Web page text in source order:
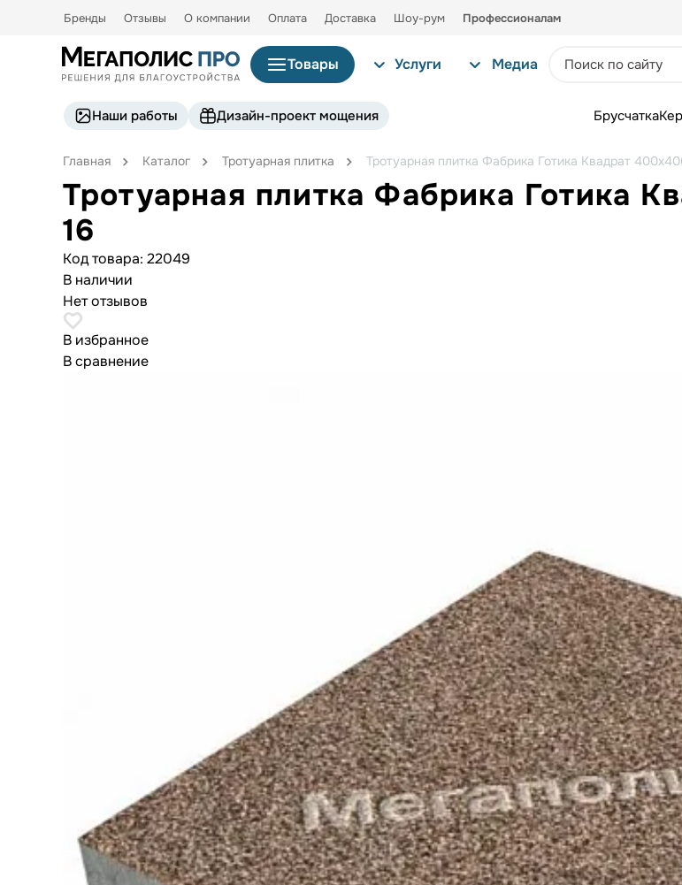
Бренды Отзывы О компании Оплата Доставка Шоу-рум Профессионалам
Товары Услуги Медиа
Наши работы Дизайн-проект мощения Брусчатка
Главная Каталог Тротуарная плитка Тротуарная плитка Фабрика Готика Квадрат
Тротуарная плитка Фабрика Готика
16
Код товара: 22049
В наличии
Нет отзывов
В избранное
В сравнение